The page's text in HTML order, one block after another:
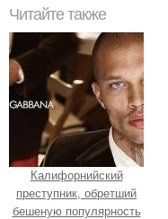
Читайте также
Калифорнийский
преступник, обретший
бешеную популярность